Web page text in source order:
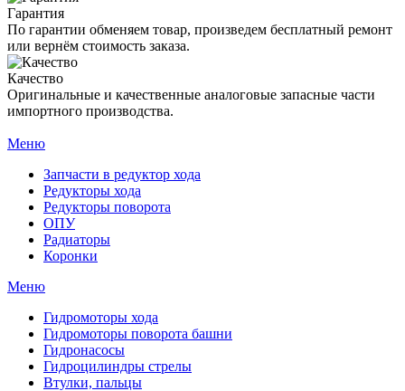
Гарантия
По гарантии обменяем товар, произведем бесплатный ремонт
или вернём стоимость заказа.
Качество
Оригинальные и качественные аналоговые запасные части
импортного производства.
Меню
Запчасти в редуктор хода
Редукторы хода
Редукторы поворота
ОПУ
Радиаторы
Коронки
Меню
Гидромоторы хода
Гидромоторы поворота башни
Гидронасосы
Гидроцилиндры стрелы
Втулки, пальцы